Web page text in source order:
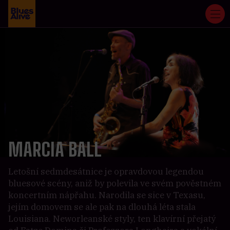
MARCIA BALL
Letošní sedmdesátnice je opravdovou legendou
bluesové scény, aniž by polevila ve svém pověstném
koncertním nápřahu. Narodila se sice v Texasu,
jejím domovem se ale pak na dlouhá léta stala
Louisiana. Neworleanské styly, ten klavírní přejatý